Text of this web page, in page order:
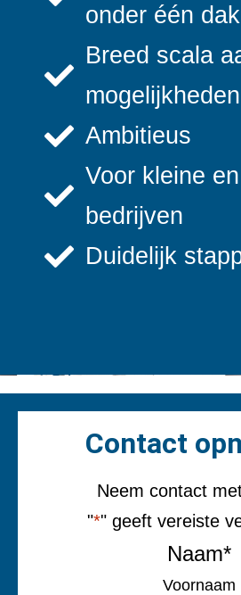
onder één dak
Breed scala
mogelijkheden
Ambitieus
Voor kleine
bedrijven
Duidelijk
Contact
Neem contact
"*" geeft vereiste
Naam*
Voornaam